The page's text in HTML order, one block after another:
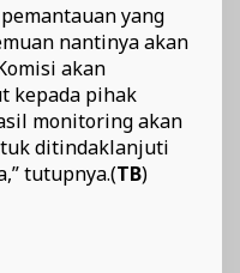
yang
nantinya akan
akan
kepada pihak
monitoring akan
ditindaklanjuti
tutupnya.(TB)